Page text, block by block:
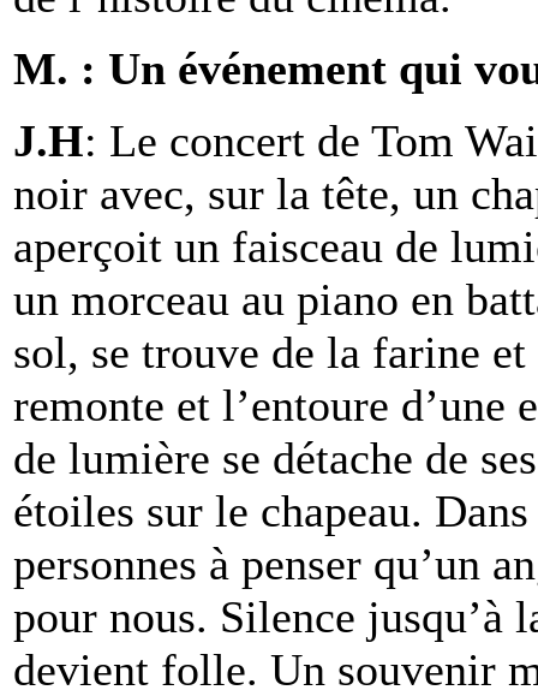
M. : Un événement qui
J.H: Le concert de Tom
noir avec, sur la tête, un
aperçoit un faisceau de
un morceau au piano en
sol, se trouve de la farine
remonte et l’entoure d’une
de lumière se détache de
étoiles sur le chapeau.
personnes à penser qu’un
pour nous. Silence jusqu’à
devient folle. Un souvenir